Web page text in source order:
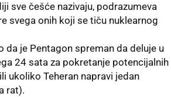
sve češće nazivaju, podrazumeva
svega onih koji se tiču nuklearnog
da je Pentagon spreman da deluje u
24 sata za pokretanje potencijalnih
ukoliko Teheran napravi jedan
rat).